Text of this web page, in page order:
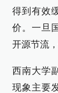
得到有效
价。一旦
开源节流
西南大学
现象主要